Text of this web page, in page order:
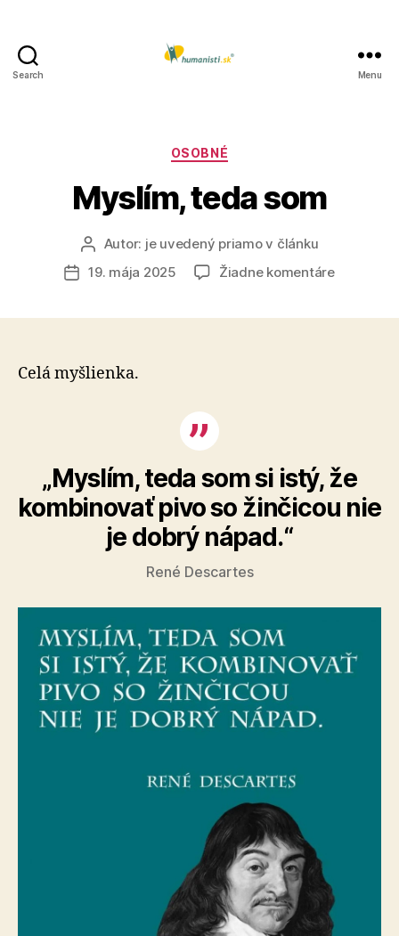
Search Menu
Kategórie
OSOBNÉ
Myslím, teda som
Autor
článku
Autor: je uvedený priamo v článku
Dátum
19. mája 2025 Žiadne komentárena
Celá myšlienka.
„Myslím, teda som si istý, že
kombinovať pivo so žinčicou nie
je dobrý nápad.“
René Descartes